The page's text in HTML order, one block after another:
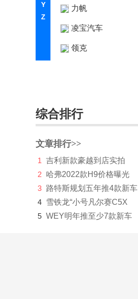
Y
Z
力帆
凌宝汽车
领克
领途汽车
理念
林肯
LITE
理想
LOCAL MOTORS
综合排行
文章排行>>
1
吉利新款豪越到店实拍
2 哈弗2022款H9价格曝光
3 路特斯规划五年推4款新车
4 雪铁龙“小号凡尔赛C5X
5 WEY明年推至少7款新车